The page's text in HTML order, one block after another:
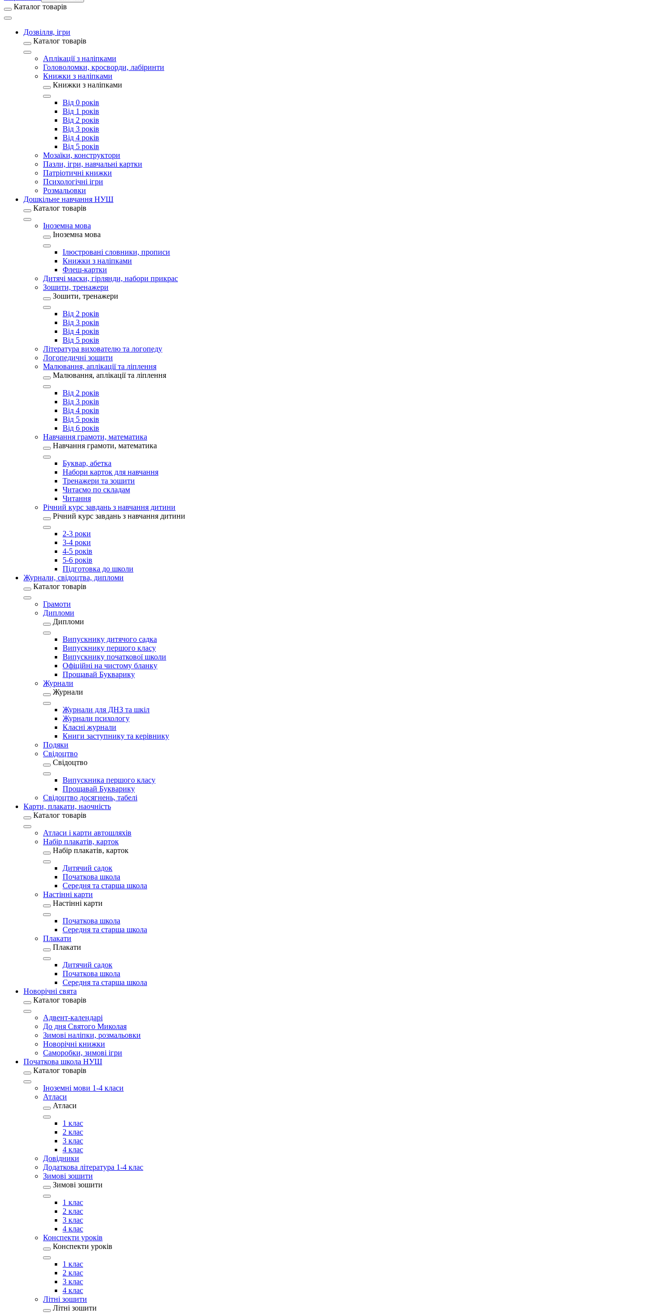
Каталог товарів
Дозвілля, ігри
Каталог товарів
Аплікації з наліпками
Головоломки, кросворди, лабіринти
Книжки з наліпками
Книжки з наліпками
Від 0 років
Від 1 років
Від 2 років
Від 3 років
Від 4 років
Від 5 років
Мозаїки, конструктори
Пазли, ігри, навчальні картки
Патріотичні книжки
Психологічні ігри
Розмальовки
Дошкільне навчання НУШ
Каталог товарів
Іноземна мова
Іноземна мова
Ілюстровані словники, прописи
Книжки з наліпками
Флеш-картки
Дитячі маски, гірлянди, набори прикрас
Зошити, тренажери
Зошити, тренажери
Від 2 років
Від 3 років
Від 4 років
Від 5 років
Література вихователю та логопеду
Логопедичні зошити
Малювання, аплікації та ліплення
Малювання, аплікації та ліплення
Від 2 років
Від 3 років
Від 4 років
Від 5 років
Від 6 років
Навчання грамоти, математика
Навчання грамоти, математика
Буквар, абетка
Набори карток для навчання
Тренажери та зошити
Читаємо по складам
Читання
Річний курс завдань з навчання дитини
Річний курс завдань з навчання дитини
2-3 роки
3-4 роки
4-5 років
5-6 років
Підготовка до школи
Журнали, свідоцтва, дипломи
Каталог товарів
Грамоти
Дипломи
Дипломи
Випускнику дитячого садка
Випускнику першого класу
Випускнику початкової школи
Офіційні на чистому бланку
Прощавай Букварику
Журнали
Журнали
Журнали для ДНЗ та шкіл
Журнали психологу
Класні журнали
Книги заступнику та керівнику
Подяки
Свідоцтво
Свідоцтво
Випускника першого класу
Прощавай Букварику
Свідоцтво досягнень, табелі
Карти, плакати, наочність
Каталог товарів
Атласи і карти автошляхів
Набір плакатів, карток
Набір плакатів, карток
Дитячий садок
Початкова школа
Середня та старша школа
Настінні карти
Настінні карти
Початкова школа
Середня та старша школа
Плакати
Плакати
Дитячий садок
Початкова школа
Середня та старша школа
Новорічні свята
Каталог товарів
Адвент-календарі
До дня Святого Миколая
Зимові наліпки, розмальовки
Новорічні книжки
Саморобки, зимові ігри
Початкова школа НУШ
Каталог товарів
Іноземні мови 1-4 класи
Атласи
Атласи
1 клас
2 клас
3 клас
4 клас
Довідники
Додаткова література 1-4 клас
Зимові зошити
Зимові зошити
1 клас
2 клас
3 клас
4 клас
Конспекти уроків
Конспекти уроків
1 клас
2 клас
3 клас
4 клас
Літні зошити
Літні зошити